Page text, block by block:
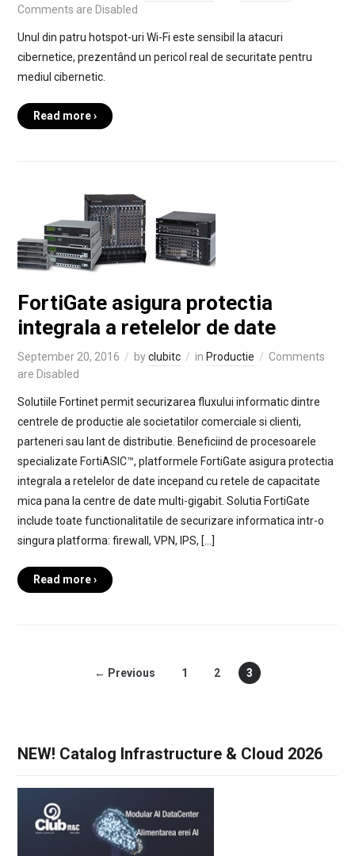
Comments are Disabled
Unul din patru hotspot-uri Wi-Fi este sensibil la atacuri
cibernetice, prezentând un pericol real de securitate pentru
mediul cibernetic.
Read more ›
FortiGate asigura protectia
integrala a retelelor de date
September 20, 2016 byclubitc in Productie
Comments
are Disabled
Solutiile Fortinet permit securizarea fluxului informatic dintre
centrele de productie ale societatilor comerciale si clienti,
parteneri sau lant de distributie. Beneficiind de procesoarele
specializate FortiASIC™, platformele FortiGate asigura protectia
integrala a retelelor de date incepand cu retele de capacitate
mica pana la centre de date multi-gigabit. Solutia FortiGate
include toate functionalitatile de securizare informatica intr-o
singura platforma: firewall, VPN, IPS, […]
Read more ›
← Previous 1 2 3
NEW! Catalog Infrastructure & Cloud 2026